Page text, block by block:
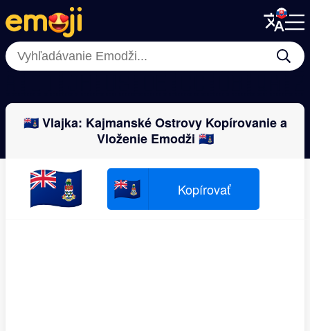
Menu
Close
Menu
Close
🇰🇾 Vlajka: Kajmanské Ostrovy Kopírovanie a
Vloženie Emodži 🇰🇾
🇰🇾 🇰🇾 Kopírovať